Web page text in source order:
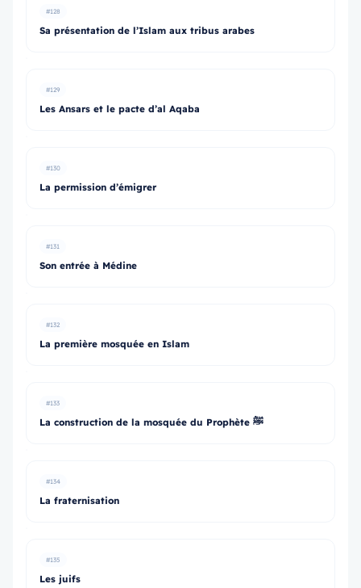
#128
Sa présentation de l’Islam aux tribus arabes
#129
Les Ansars et le pacte d’al Aqaba
#130
La permission d’émigrer
#131
Son entrée à Médine
#132
La première mosquée en Islam
#133
La construction de la mosquée du Prophète ﷺ
#134
La fraternisation
#135
Les juifs